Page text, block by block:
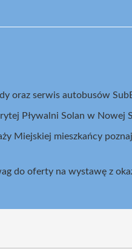
oraz serwis autobusów
Pływalni Solan w Nowej
Miejskiej mieszkańcy
do oferty na wystawę z